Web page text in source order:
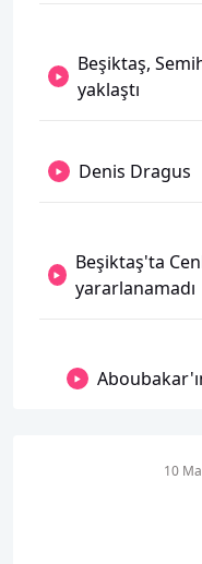
Beşiktaş,
yaklaştı
Denis Dragus
Beşiktaş'ta
yararlanamadı
10